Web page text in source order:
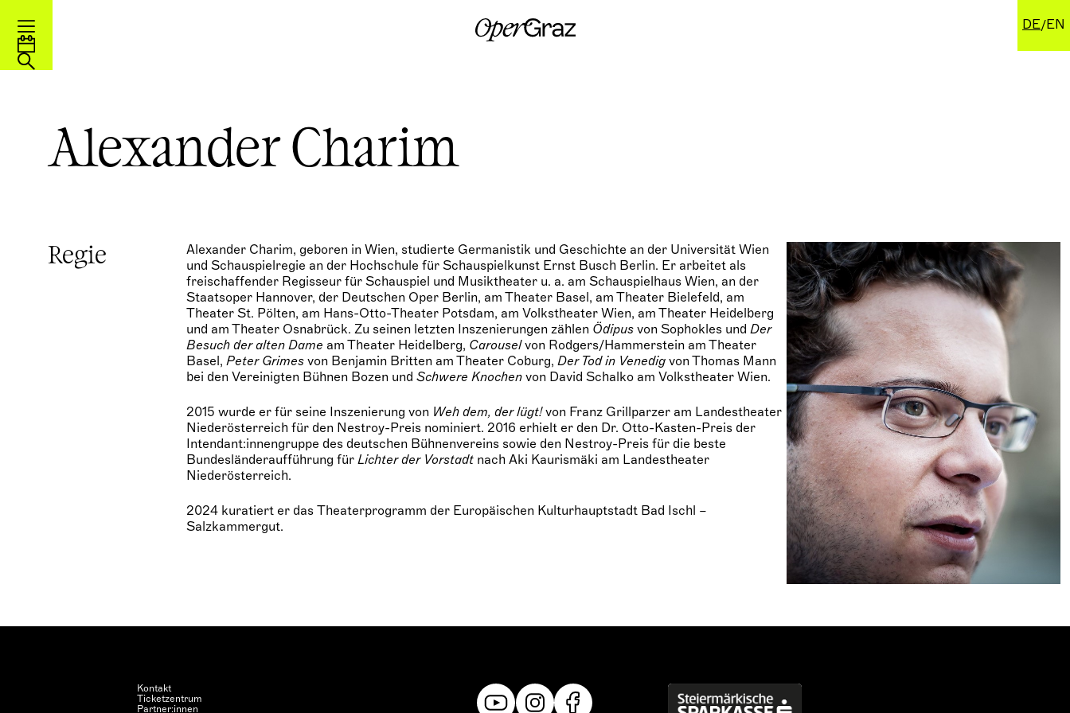
k
i
DE EN
Alexander Charim
Alexander Charim, geboren in Wien, studierte Germanistik und Geschichte an der Universität Wien
und Schauspielregie an der Hochschule für Schauspielkunst Ernst Busch Berlin. Er arbeitet als
freischaffender Regisseur für Schauspiel und Musiktheater u. a. am Schauspielhaus Wien, an der
Staatsoper Hannover, der Deutschen Oper Berlin, am Theater Basel, am Theater Bielefeld, am
Theater St. Pölten, am Hans-Otto-Theater Potsdam, am Volkstheater Wien, am Theater Heidelberg
und am Theater Osnabrück. Zu seinen letzten Inszenierungen zählen Ödipus von Sophokles undDer
Besuch der alten Dame am Theater Heidelberg, Carouselvon Rodgers/Hammerstein am Theater
Basel,Peter Grimesvon Benjamin Britten am Theater Coburg,Der Tod in Venedig von Thomas Mann
bei den Vereinigten Bühnen Bozen undSchwere Knochen von David Schalko am Volkstheater Wien.
2015 wurde er für seine Inszenierung von Weh dem, der lügt!von Franz Grillparzer am Landestheater
Niederösterreich für den Nestroy-Preis nominiert. 2016 erhielt er den Dr. Otto-Kasten-Preis der
Intendant:innengruppe des deutschen Bühnenvereins sowie den Nestroy-Preis für die beste
Bundesländeraufführung fürLichter der Vorstadt nach Aki Kaurismäki am Landestheater
Niederösterreich.
2024 kuratiert er das Theaterprogramm der Europäischen Kulturhauptstadt Bad Ischl –
Salzkammergut.
Regie
Kontakt
Ticketzentrum
Partner:innen